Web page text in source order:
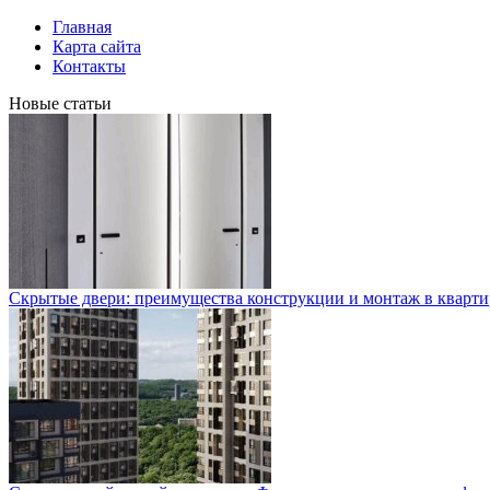
Главная
Карта сайта
Контакты
Новые статьи
Скрытые двери: преимущества конструкции и монтаж в